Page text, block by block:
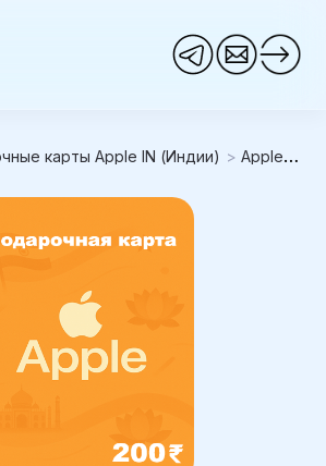
карты Apple IN (Индии) >Apple iTunes 200INR (Индия)